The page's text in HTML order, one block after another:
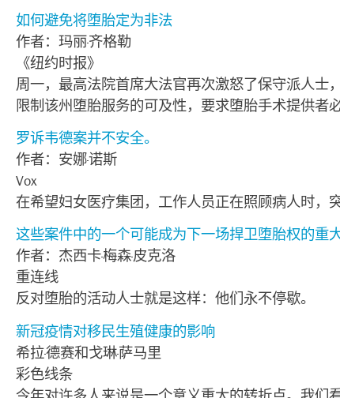
如何避免将堕胎定为非法
作者：玛丽·齐格勒
《纽约时报》
周一，最高法院首席大法官再次激怒了保守派人
限制该州堕胎服务的可及性，要求堕胎手术提供者
罗诉韦德案并不安全。
作者：安娜·诺斯
Vox
在希望妇女医疗集团，工作人员正在照顾病人时，
这些案件中的一个可能成为下一场捍卫堕胎权的重大
作者：杰西卡·梅森·皮克洛
重连线
反对堕胎的活动人士就是这样：他们永不停歇。
新冠疫情对移民生殖健康的影响
​​​​​​​希拉·德赛和戈琳·萨马里
彩色线条